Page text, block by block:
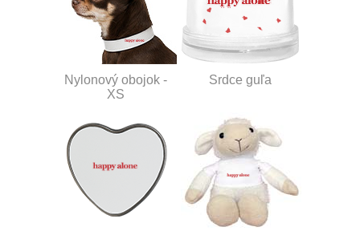
Nylonový obojok -
XS
Srdce guľa